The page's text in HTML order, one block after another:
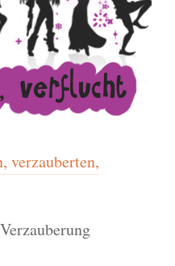
verzauberten,